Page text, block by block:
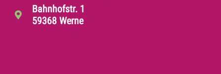
Bahnhofstr. 1
59368 Werne